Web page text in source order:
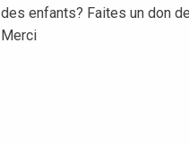
des enfants? Faites un don
Merci